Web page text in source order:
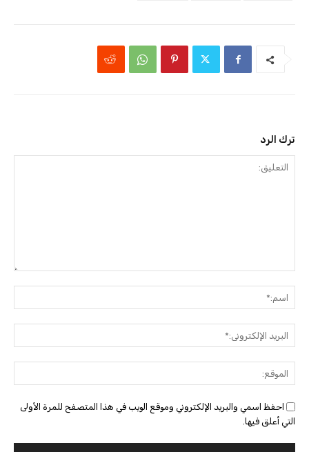
ترك الرد
احفظ اسمي والبريد الإلكتروني وموقع الويب في هذا المتصفح للمرة الأولى
التي أعلق فيها.